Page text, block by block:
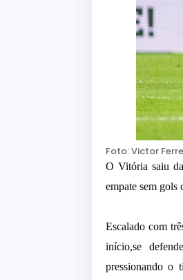
Foto: Victor
O Vitória saiu
empate sem gols
Escalado com
início,se
pressionando o